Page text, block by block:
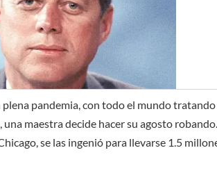
plena pandemia, con todo el mundo
una maestra decide hacer su agosto
se las ingenió para llevarse 1.5